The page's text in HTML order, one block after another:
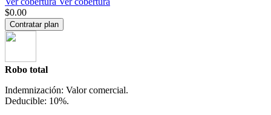
$0.00
Contratar plan
Robo total
Indemnización: Valor comercial.
Deducible: 10%.